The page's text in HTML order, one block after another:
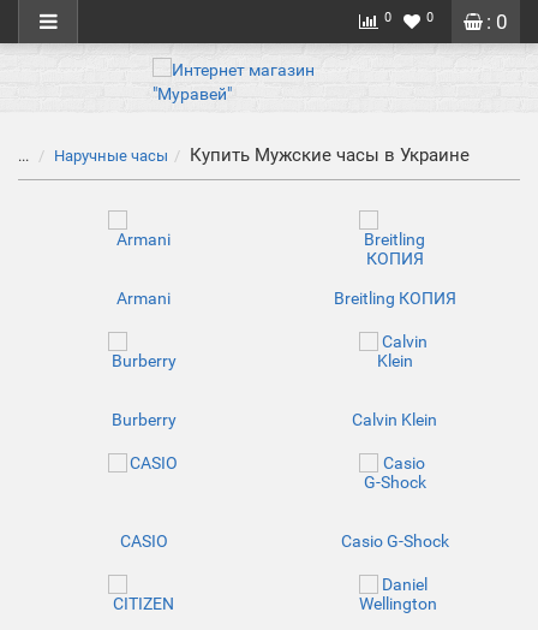
: 0
0 0
... Наручные часы Купить Мужские часы в Украине
Armani Breitling КОПИЯ
Burberry Calvin Klein
CASIO Casio G-Shock